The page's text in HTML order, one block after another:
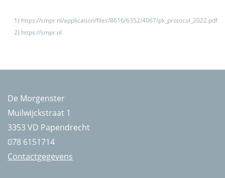
1) https://smpr.nl/application/files/8616/6352/4067/pk_protocol_2022.pdf
2) https://smpr.nl
De Morgenster
Muilwijckstraat 1
3353 VD Papendrecht
078 6151714
Contactgegevens